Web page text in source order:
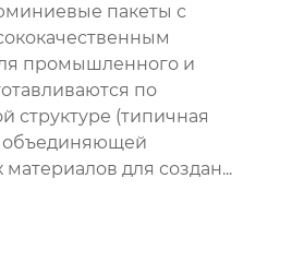
пакеты с
промышленного и
по
структуре (типичная
объединяющей
для создан...